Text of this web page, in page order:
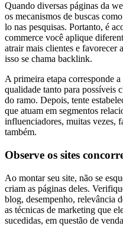
Quando diversas páginas da
os mecanismos de buscas
lo nas pesquisas. Portanto, é
commerce você aplique
atrair mais clientes e favorecer
isso se chama backlink.
A primeira etapa corresponde
qualidade tanto para possíveis
do ramo. Depois, tente
que atuam em segmentos
influenciadores, muitas vezes,
também.
Observe os sites
Ao montar seu site, não se
criam as páginas deles.
blog, desempenho, relevância
as técnicas de marketing que
sucedidas, em questão de